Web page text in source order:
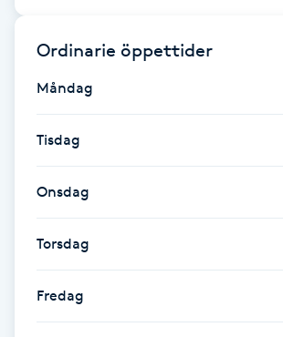
Hollywood Peel
Hot yoga
Hudföryngring
Huduppstramning
Hudvård
Hyaluronsyra
Ordinarie öppettider
Måndag
Tisdag
Onsdag
Torsdag
Fredag